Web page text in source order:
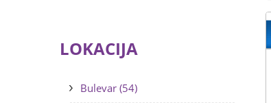
LOKACIJA
Bulevar (54)